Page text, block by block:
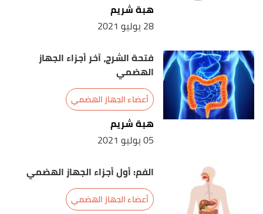
هبة شريم
28 يوليو 2021
فتحة الشرج، آخر أجزاء الجهاز
الهضمي
أعضاء الجهاز الهضمي
هبة شريم
05 يوليو 2021
الفم: أول أجزاء الجهاز الهضمي
أعضاء الجهاز الهضمي